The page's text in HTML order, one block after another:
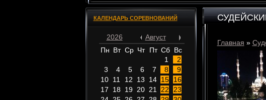
КАЛЕНДАРЬ СОРЕВНОВАНИЙ
2026
Август
Пн Вт Ср Чт Пт Сб Вс
1
2
3
4 5 6 7 8
9
10 11 12 13 14 15
16
17
18 19 20 21 22
23
Главная »